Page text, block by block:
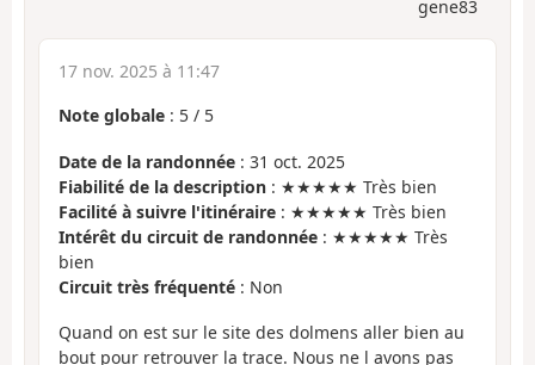
gene83
17 nov. 2025 à 11:47
Note globale : 5 / 5
Date de la randonnée : 31 oct. 2025
Fiabilité de la description : ★★★★★ Très bien
Facilité à suivre l'itinéraire : ★★★★★ Très bien
Intérêt du circuit de randonnée : ★★★★★ Très
bien
Circuit très fréquenté : Non
Quand on est sur le site des dolmens aller bien au
bout pour retrouver la trace. Nous ne l avons pas